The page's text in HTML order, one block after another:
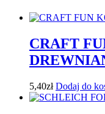
CRAFT
5,40zł Dodaj do